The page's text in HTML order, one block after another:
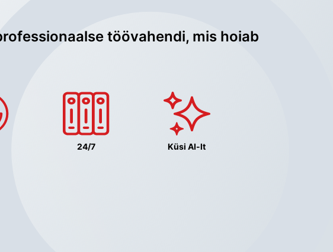
töövahendi, mis hoiab
24/7 Küsi AI-lt